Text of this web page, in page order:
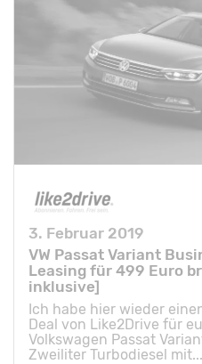
3. Februar 2019
VW Passat Variant
Leasing für 499 Euro
inklusive]
Ich habe hier wieder
Deal von Like2Drive für
Volkswagen Passat
Zweiliter Turbodiesel mit...